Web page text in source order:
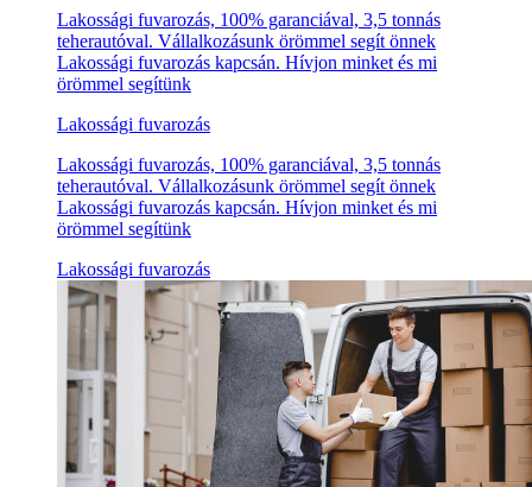
Lakossági fuvarozás, 100% garanciával, 3,5 tonnás
teherautóval. Vállalkozásunk örömmel segít önnek
Lakossági fuvarozás kapcsán. Hívjon minket és mi
örömmel segítünk
Lakossági fuvarozás
Lakossági fuvarozás, 100% garanciával, 3,5 tonnás
teherautóval. Vállalkozásunk örömmel segít önnek
Lakossági fuvarozás kapcsán. Hívjon minket és mi
örömmel segítünk
Lakossági fuvarozás